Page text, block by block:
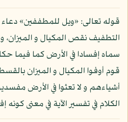
قوله تعالى: «ويل للمطففين»
التطفيف نقص المكيال و الميزان،
سماه إفسادا في الأرض كما فيما
قوم أوفوا المكيال و الميزان
الكلام في تفسير الآية في معنى كونه